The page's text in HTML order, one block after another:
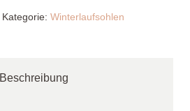
Kategorie: Winterlaufsohlen
Beschreibung